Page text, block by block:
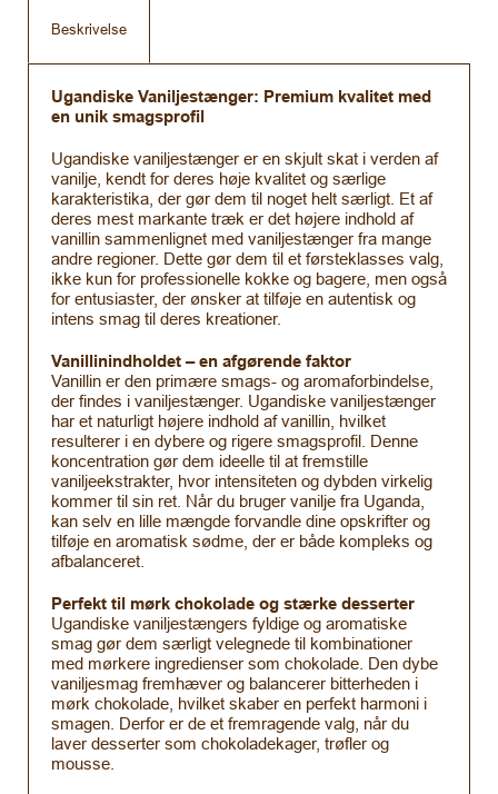
Beskrivelse
Ugandiske Vaniljestænger: Premium kvalitet med
en unik smagsprofil
Ugandiske vaniljestænger er en skjult skat i verden af
vanilje, kendt for deres høje kvalitet og særlige
karakteristika, der gør dem til noget helt særligt. Et af
deres mest markante træk er det højere indhold af
vanillin sammenlignet med vaniljestænger fra mange
andre regioner. Dette gør dem til et førsteklasses valg,
ikke kun for professionelle kokke og bagere, men også
for entusiaster, der ønsker at tilføje en autentisk og
intens smag til deres kreationer.
Vanillinindholdet – en afgørende faktor
Vanillin er den primære smags- og aromaforbindelse,
der findes i vaniljestænger. Ugandiske vaniljestænger
har et naturligt højere indhold af vanillin, hvilket
resulterer i en dybere og rigere smagsprofil. Denne
koncentration gør dem ideelle til at fremstille
vaniljeekstrakter, hvor intensiteten og dybden virkelig
kommer til sin ret. Når du bruger vanilje fra Uganda,
kan selv en lille mængde forvandle dine opskrifter og
tilføje en aromatisk sødme, der er både kompleks og
afbalanceret.
Perfekt til mørk chokolade og stærke desserter
Ugandiske vaniljestængers fyldige og aromatiske
smag gør dem særligt velegnede til kombinationer
med mørkere ingredienser som chokolade. Den dybe
vaniljesmag fremhæver og balancerer bitterheden i
mørk chokolade, hvilket skaber en perfekt harmoni i
smagen. Derfor er de et fremragende valg, når du
laver desserter som chokoladekager, trøfler og
mousse.